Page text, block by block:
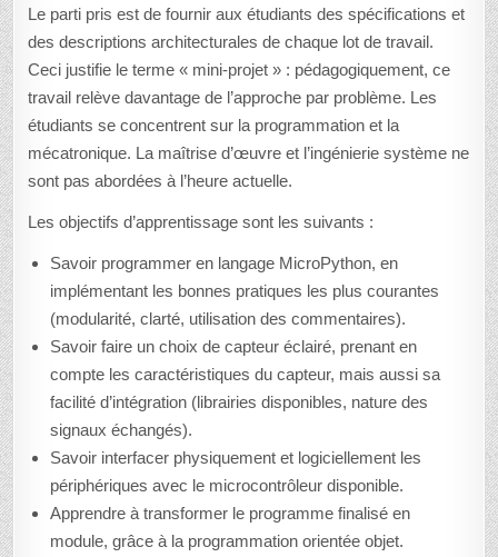
Le parti pris est de fournir aux étudiants des spécifications et
des descriptions architecturales de chaque lot de travail.
Ceci justifie le terme « mini-projet » : pédagogiquement, ce
travail relève davantage de l’approche par problème. Les
étudiants se concentrent sur la programmation et la
mécatronique. La maîtrise d’œuvre et l’ingénierie système ne
sont pas abordées à l’heure actuelle.
Les objectifs d’apprentissage sont les suivants :
Savoir programmer en langage MicroPython, en
implémentant les bonnes pratiques les plus courantes
(modularité, clarté, utilisation des commentaires).
Savoir faire un choix de capteur éclairé, prenant en
compte les caractéristiques du capteur, mais aussi sa
facilité d’intégration (librairies disponibles, nature des
signaux échangés).
Savoir interfacer physiquement et logiciellement les
périphériques avec le microcontrôleur disponible.
Apprendre à transformer le programme finalisé en
module, grâce à la programmation orientée objet.